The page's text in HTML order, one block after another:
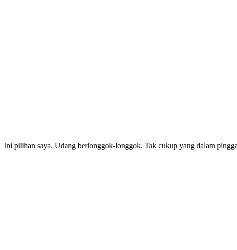
Ini pilihan saya. Udang berlonggok-longgok. Tak cukup yang dalam